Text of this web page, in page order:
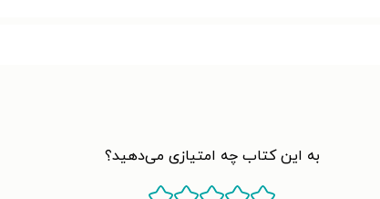
به این کتاب چه امتیازی می‌دهید؟